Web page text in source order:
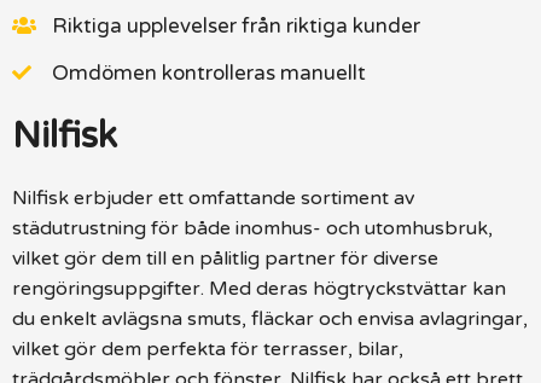
Riktiga upplevelser från riktiga kunder
Omdömen kontrolleras manuellt
Nilfisk
Nilfisk erbjuder ett omfattande sortiment av
städutrustning för både inomhus- och utomhusbruk,
vilket gör dem till en pålitlig partner för diverse
rengöringsuppgifter. Med deras högtryckstvättar kan
du enkelt avlägsna smuts, fläckar och envisa avlagringar,
vilket gör dem perfekta för terrasser, bilar,